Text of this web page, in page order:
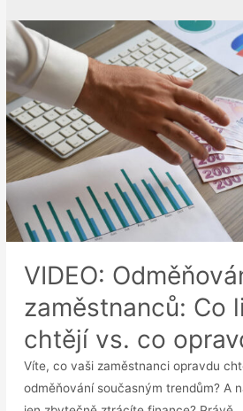
VIDEO:
zaměstnanců: Co
chtějí vs. co
Víte, co vaši zaměstnanci opravdu
odměňování současným trendům? A